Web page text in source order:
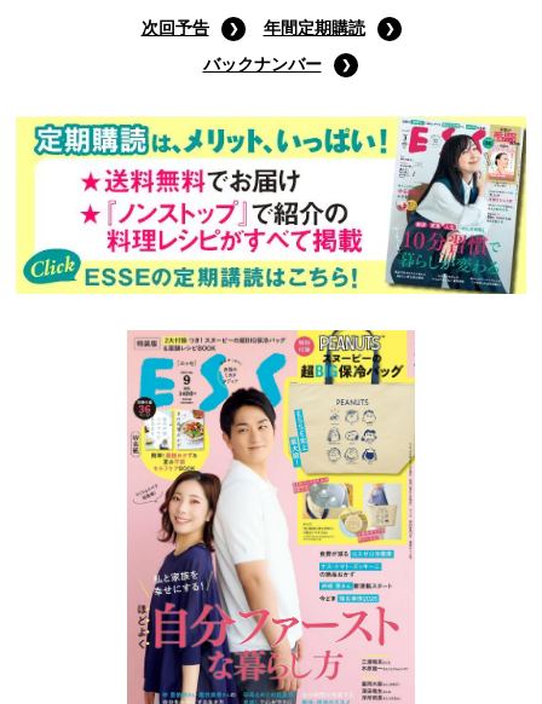
次回予告
年間定期購読
バックナンバー